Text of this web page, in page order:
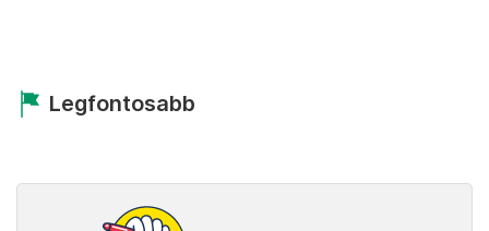
Legfontosabb